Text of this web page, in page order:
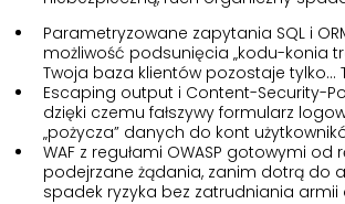
Parametryzowane zapytania SQL i
możliwość podsunięcia „kodu-konia
Twoja baza klientów pozostaje tylko…
Escaping output i Content-Security-
dzięki czemu fałszywy formularz
„pożycza” danych do kont
WAF z regułami OWASP gotowymi od
podejrzane żądania, zanim dotrą do
spadek ryzyka bez zatrudniania